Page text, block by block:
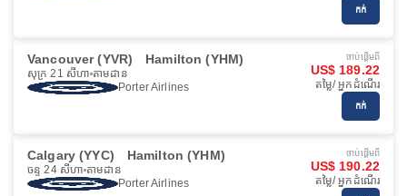
កក់
Vancouver (YVR) Hamilton (YHM)
សុក្រ 21 សីហា តាមដាន
Porter Airlines
ចាប់ផ្ដើមពី
US$ 189.22
តម្លៃ/ អ្នកដំណើរ
កក់
Calgary (YYC) Hamilton (YHM)
ចន្ទ 24 សីហា តាមដាន
Porter Airlines
ចាប់ផ្ដើមពី
US$ 190.22
តម្លៃ/ អ្នកដំណើរ